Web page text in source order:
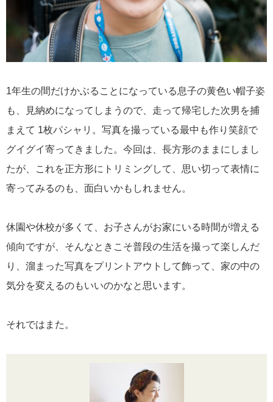
1年生の間だけかぶることになっている息子の黄色い帽子姿
も、見納めになってしまうので、走って帰宅した次男を捕
まえて 1枚パシャリ。写真を撮っている最中も作り笑顔で
グイグイ寄ってきました。今回は、長方形のままにしまし
たが、これを正方形にトリミングして、思い切って表情に
寄ってみるのも、面白いかもしれません。
休園や休校が多くて、お子さんがお家にいる時間が増える
傾向ですが、そんなときこそ普段の生活を撮って楽しんだ
り、溜まった写真をプリントアウトして飾って、家の中の
気分を変えるのもいいのかなと思います。
それではまた。